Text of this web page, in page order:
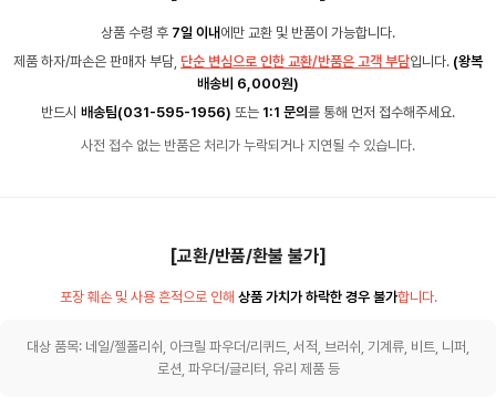
상품 수령 후 7일 이내 에만 교환 및 반품이 가능합니다.
제품 하자/파손은 판매자 부담, 단순 변심으로 인한 교환/반품은 고객 부담입니다. (왕복
배송비 6,000원)
반드시 배송팀(031-595-1956) 또는 1:1 문의 를 통해 먼저 접수해주세요.
사전 접수 없는 반품은 처리가 누락되거나 지연될 수 있습니다.
[교환/반품/환불 불가]
포장 훼손 및 사용 흔적으로 인해 상품 가치가 하락한 경우 불가합니다.
대상 품목: 네일/젤폴리쉬, 아크릴 파우더/리퀴드, 서적, 브러쉬, 기계류, 비트, 니퍼,
로션, 파우더/글리터, 유리 제품 등